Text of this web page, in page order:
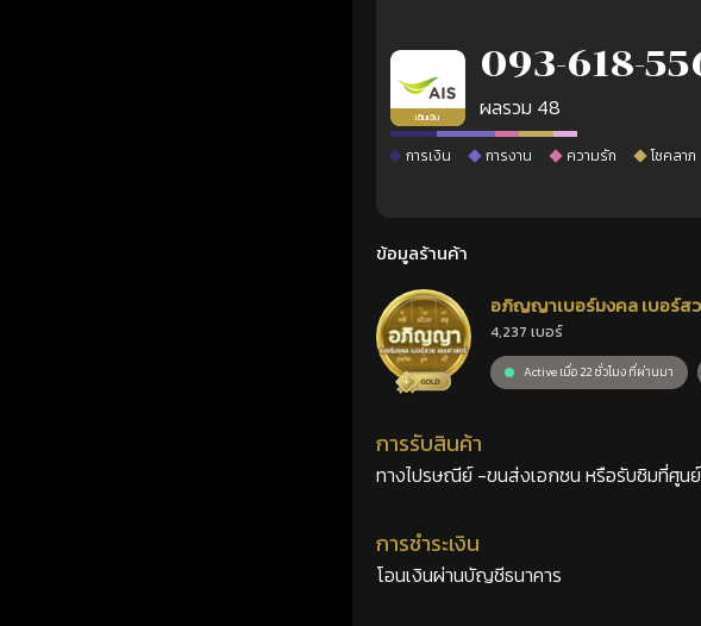
เติมเงิน
093-618-
ผลรวม 48
การเงิน การงาน ความรัก โชคลาภ
ข้อมูลร้านค้า
อภิญญาเบอร์มงคล เบอร์ส
เลขศาสตร์
4,237 เบอร์
Active เมื่อ 22 ชั่วโมง ที่ผ่านมา
การรับสินค้า
ทางไปรษณีย์ -ขนส่งเอกชน หรือรับซิมที่ศูนย์
การชำระเงิน
โอนเงินผ่านบัญชีธนาคาร